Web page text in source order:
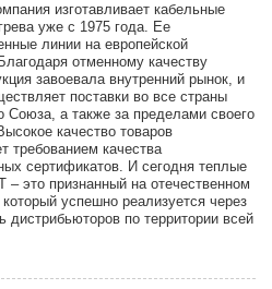
изготавливает кабельные
уже с 1975 года. Ее
линии на европейской
отменному качеству
завоевала внутренний рынок, и
поставки во все страны
Союза, а также за пределами своего
качество товаров
требованием качества
сертификатов. И сегодня теплые
– это признанный на отечественном
успешно реализуется через
дистрибьюторов по территории всей